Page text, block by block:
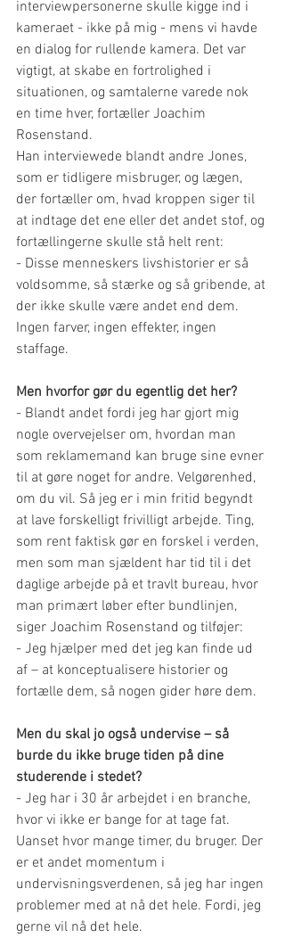
interviewpersonerne skulle kigge ind i
kameraet - ikke på mig - mens vi havde
en dialog for rullende kamera. Det var
vigtigt, at skabe en fortrolighed i
situationen, og samtalerne varede nok
en time hver, fortæller Joachim
Rosenstand.
Han interviewede blandt andre Jones,
som er tidligere misbruger, og lægen,
der fortæller om, hvad kroppen siger til
at indtage det ene eller det andet stof, og
fortællingerne skulle stå helt rent:
- Disse menneskers livshistorier er så
voldsomme, så stærke og så gribende, at
der ikke skulle være andet end dem.
Ingen farver, ingen effekter, ingen
staffage.
Men hvorfor gør du egentlig det her?
- Blandt andet fordi jeg har gjort mig
nogle overvejelser om, hvordan man
som reklamemand kan bruge sine evner
til at gøre noget for andre. Velgørenhed,
om du vil. Så jeg er i min fritid begyndt
at lave forskelligt frivilligt arbejde. Ting,
som rent faktisk gør en forskel i verden,
men som man sjældent har tid til i det
daglige arbejde på et travlt bureau, hvor
man primært løber efter bundlinjen,
siger Joachim Rosenstand og tilføjer:
- Jeg hjælper med det jeg kan finde ud
af – at konceptualisere historier og
fortælle dem, så nogen gider høre dem.
Men du skal jo også undervise – så
burde du ikke bruge tiden på dine
studerende i stedet?
- Jeg har i 30 år arbejdet i en branche,
hvor vi ikke er bange for at tage fat.
Uanset hvor mange timer, du bruger. Der
er et andet momentum i
undervisningsverdenen, så jeg har ingen
problemer med at nå det hele. Fordi, jeg
gerne vil nå det hele.